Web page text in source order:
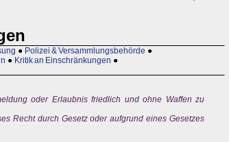
● Polizei & Versammlungsbehörde ●
● Kritik an Einschränkungen ●
oder Erlaubnis friedlich und ohne Waffen zu
Recht durch Gesetz oder aufgrund eines Gesetzes